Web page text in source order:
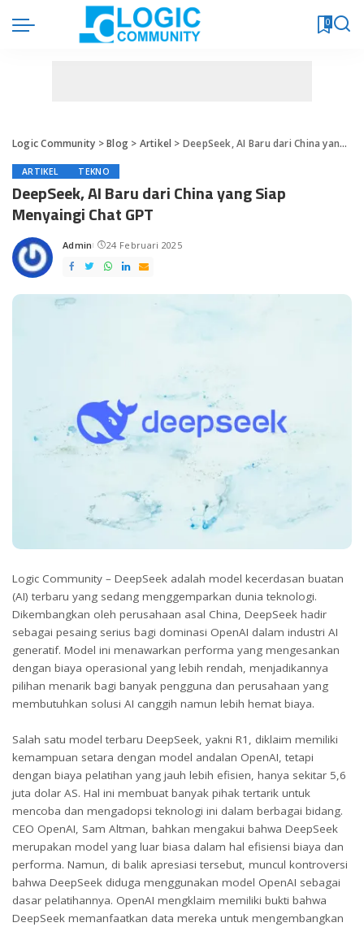
0
Logic Community >Blog> Artikel > DeepSeek, AI Baru dari China yang Siap Menyaingi Chat GPT
ARTIKEL TEKNO
DeepSeek, AI Baru dari China yang Siap
Menyaingi Chat GPT
Posted
by
Admin 24 Februari 2025
Logic Community – DeepSeek adalah model kecerdasan buatan
(AI) terbaru yang sedang menggemparkan dunia teknologi.
Dikembangkan oleh perusahaan asal China, DeepSeek hadir
sebagai pesaing serius bagi dominasi OpenAI dalam industri AI
generatif. Model ini menawarkan performa yang mengesankan
dengan biaya operasional yang lebih rendah, menjadikannya
pilihan menarik bagi banyak pengguna dan perusahaan yang
membutuhkan solusi AI canggih namun lebih hemat biaya.
Salah satu model terbaru DeepSeek, yakni R1, diklaim memiliki
kemampuan setara dengan model andalan OpenAI, tetapi
dengan biaya pelatihan yang jauh lebih efisien, hanya sekitar 5,6
juta dolar AS. Hal ini membuat banyak pihak tertarik untuk
mencoba dan mengadopsi teknologi ini dalam berbagai bidang.
CEO OpenAI, Sam Altman, bahkan mengakui bahwa DeepSeek
merupakan model yang luar biasa dalam hal efisiensi biaya dan
performa. Namun, di balik apresiasi tersebut, muncul kontroversi
bahwa DeepSeek diduga menggunakan model OpenAI sebagai
dasar pelatihannya. OpenAI mengklaim memiliki bukti bahwa
DeepSeek memanfaatkan data mereka untuk mengembangkan